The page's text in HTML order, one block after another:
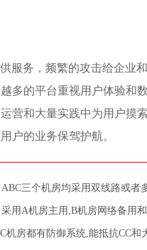
服务，频繁的攻击给企业
多的平台重视用户体验和
营和大量实践中为用户摸
户的业务保驾护航。
ABC三个机房均采用双线路或者
用A机房主用,B机房网络备用
机房都有防御系统,能抵抗CC和